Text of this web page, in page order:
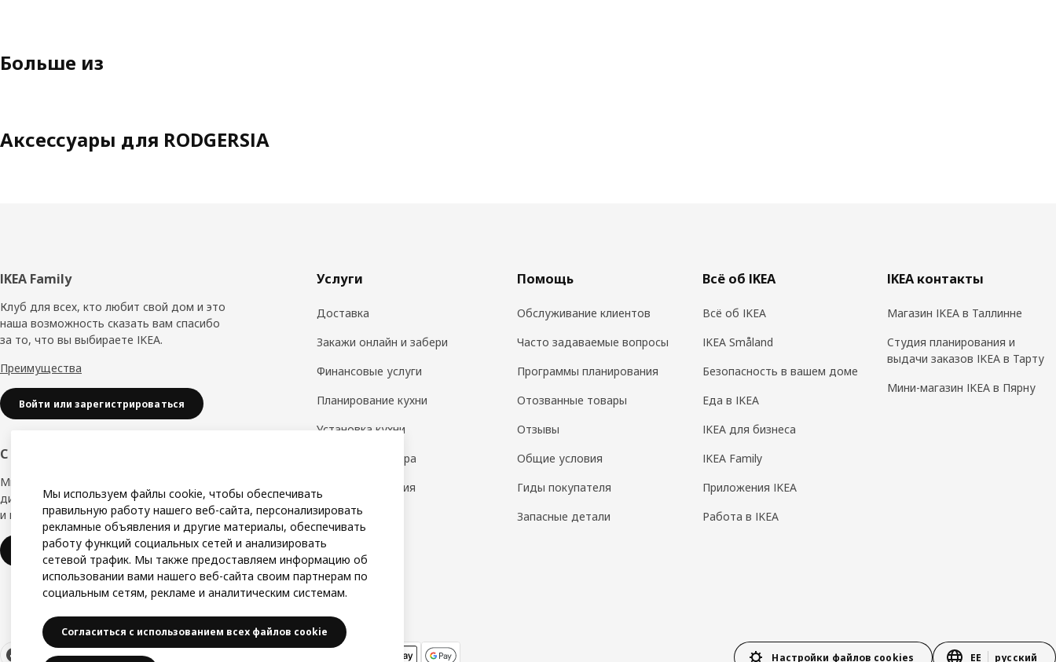
Больше из
Аксессуары для RODGERSIA
Нижний
колонтитул
IKEA Family
Клуб для всех, кто любит свой дом и это
наша возможность сказать вам спасибо
за то, что вы выбираете IKEA.
Преимущества
Войти или зарегистрироваться
С заботой о вашем бизнесе
Мы в IKEA, предлагаем безупречный
дизайн, вариации стилей, отличные цены
и надёжное качество.
IKEA для бизнеса
Услуги
Доставка
Закажи онлайн и забери
Финансовые услуги
Планирование кухни
Установка кухни
Дизайн интерьера
Замер помещения
Сборка
Помощь
Обслуживание клиентов
Часто задаваемые вопросы
Программы планирования
Отозванные товары
Отзывы
Общие условия
Гиды покупателя
Запасные детали
Всё об IKEA
Всё об IKEA
IKEA Småland
Безопасность в вашем доме
Еда в IKEA
IKEA для бизнеса
IKEA Family
Приложения IKEA
Работа в IKEA
IKEA контакты
Магазин IKEA в Таллинне
Cтудия планирования и
выдачи заказов IKEA в Тарту
Мини-магазин IKEA в Пярну
Настройки файлов cookies EE русский
Мы используем файлы cookie, чтобы обеспечивать
правильную работу нашего веб-сайта, персонализировать
рекламные объявления и другие материалы, обеспечивать
работу функций социальных сетей и анализировать
сетевой трафик. Мы также предоставляем информацию об
использовании вами нашего веб-сайта своим партнерам по
социальным сетям, рекламе и аналитическим системам.
Согласиться с использованием всех файлов cookie